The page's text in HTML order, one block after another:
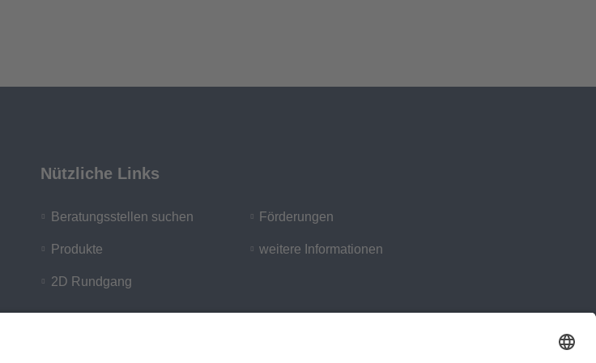
Nützliche Links
Beratungsstellen suchen
Produkte
2D Rundgang
Förderungen
weitere Informationen